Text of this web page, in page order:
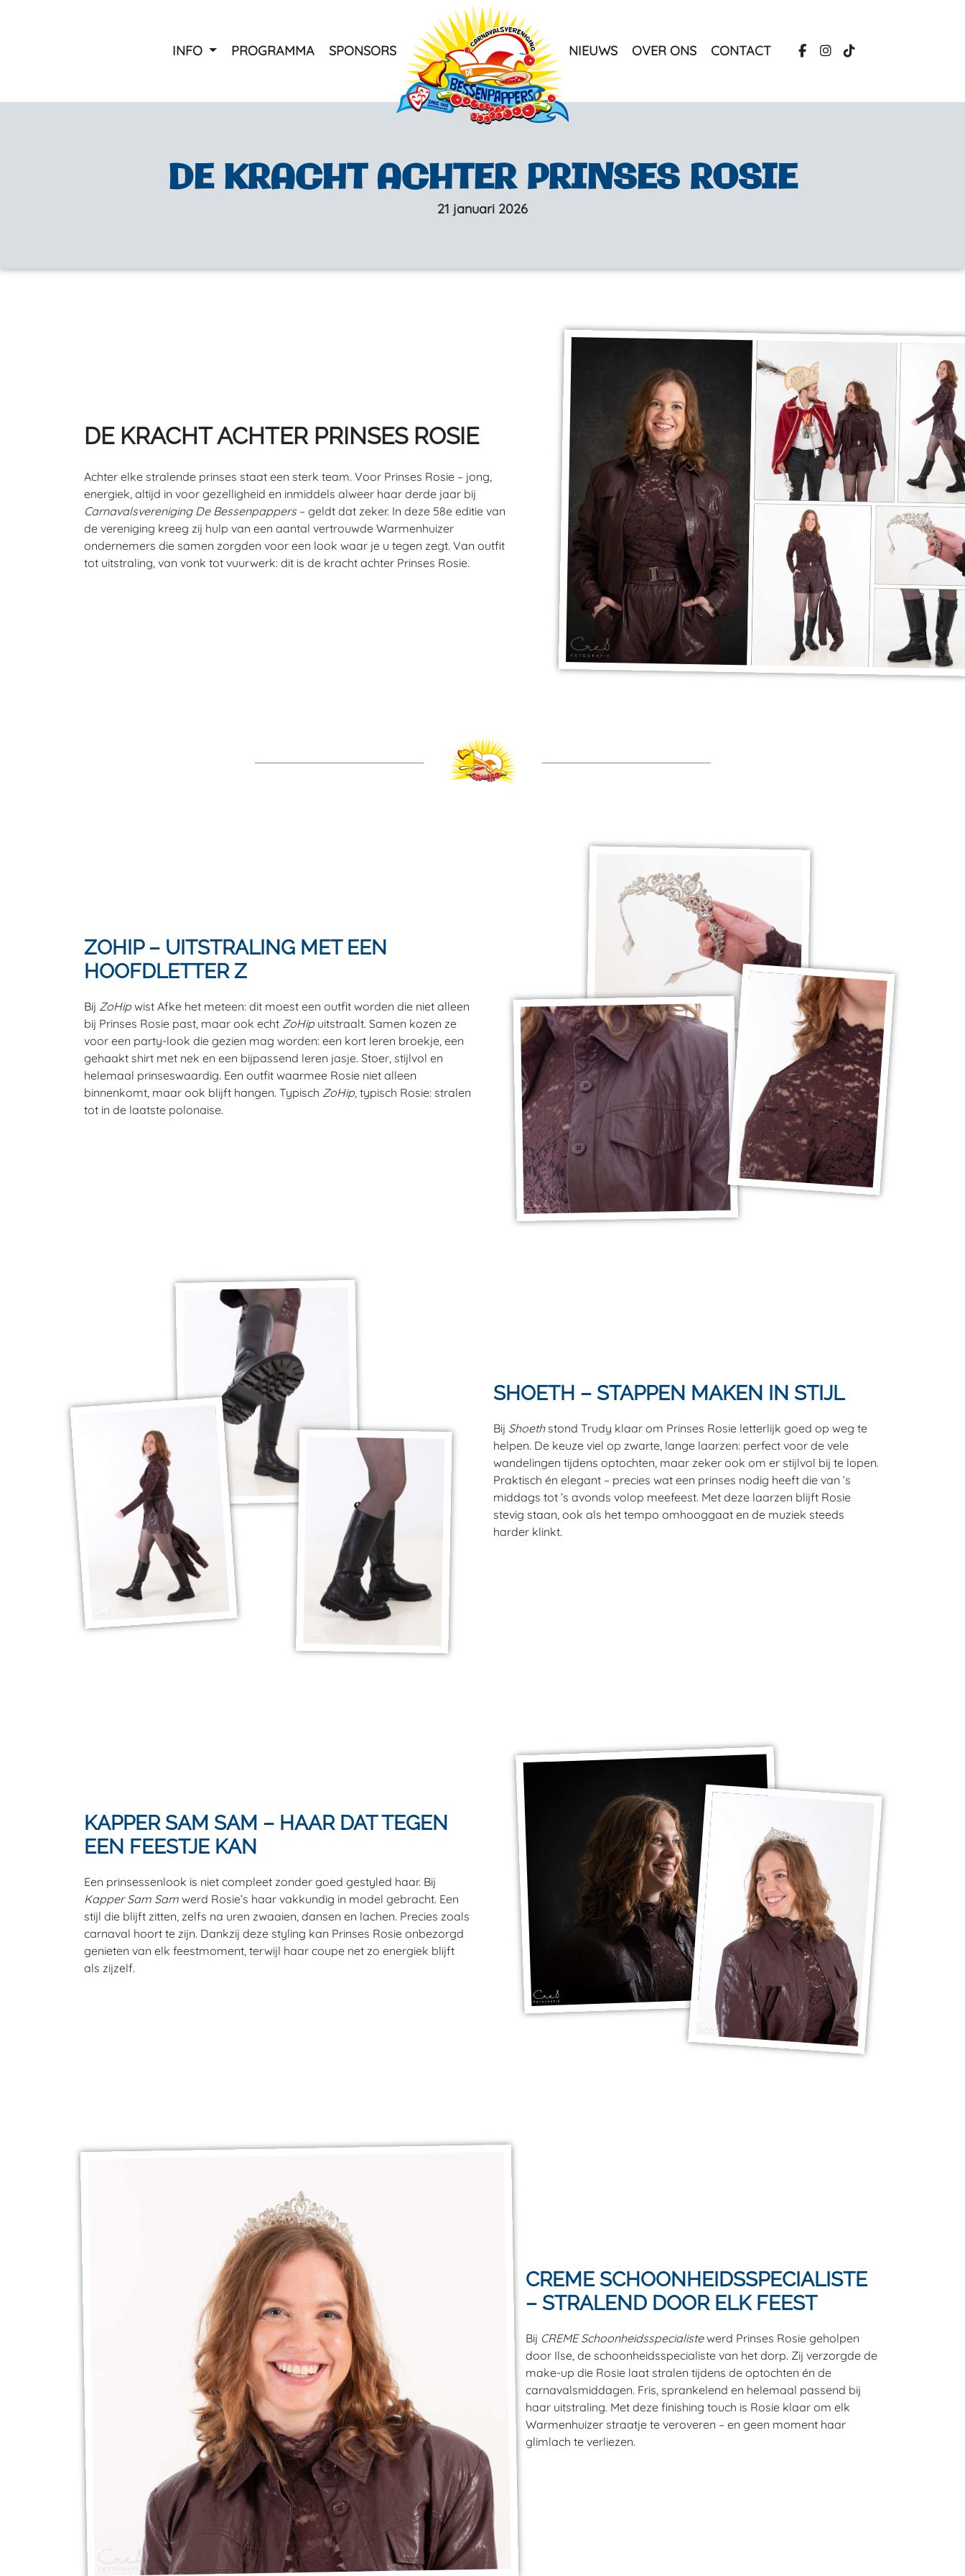
INFO
Ouderen carnaval
Kindermiddag
PROGRAMMA SPONSORS NIEUWS OVER ONS CONTACT
DE KRACHT ACHTER PRINSES ROSIE
21 januari 2026
DE KRACHT ACHTER PRINSES ROSIE
Achter elke stralende prinses staat een sterk team. Voor Prinses Rosie – jong,
energiek, altijd in voor gezelligheid en inmiddels alweer haar derde jaar bij
Carnavalsvereniging De Bessenpappers– geldt dat zeker. In deze 58e editie van
de vereniging kreeg zij hulp van een aantal vertrouwde Warmenhuizer
ondernemers die samen zorgden voor een look waar je u tegen zegt. Van outfit
tot uitstraling, van vonk tot vuurwerk: dit is de kracht achter Prinses Rosie.
ZOHIP – UITSTRALING MET EEN
HOOFDLETTER Z
Bij ZoHip wist Afke het meteen: dit moest een outfit worden die niet alleen
bij Prinses Rosie past, maar ook echt ZoHip uitstraalt. Samen kozen ze
voor een party-look die gezien mag worden: een kort leren broekje, een
gehaakt shirt met nek en een bijpassend leren jasje. Stoer, stijlvol en
helemaal prinseswaardig. Een outfit waarmee Rosie niet alleen
binnenkomt, maar ook blijft hangen. Typisch ZoHip, typisch Rosie: stralen
tot in de laatste polonaise.
SHOETH – STAPPEN MAKEN IN STIJL
Bij Shoethstond Trudy klaar om Prinses Rosie letterlijk goed op weg te
helpen. De keuze viel op zwarte, lange laarzen: perfect voor de vele
wandelingen tijdens optochten, maar zeker ook om er stijlvol bij te lopen.
Praktisch én elegant – precies wat een prinses nodig heeft die van ’s
middags tot ’s avonds volop meefeest. Met deze laarzen blijft Rosie
stevig staan, ook als het tempo omhooggaat en de muziek steeds
harder klinkt.
KAPPER SAM SAM – HAAR DAT TEGEN
EEN FEESTJE KAN
Een prinsessenlook is niet compleet zonder goed gestyled haar. Bij
Kapper Sam Sam werd Rosie’s haar vakkundig in model gebracht. Een
stijl die blijft zitten, zelfs na uren zwaaien, dansen en lachen. Precies zoals
carnaval hoort te zijn. Dankzij deze styling kan Prinses Rosie onbezorgd
genieten van elk feestmoment, terwijl haar coupe net zo energiek blijft
als zijzelf.
CREME SCHOONHEIDSSPECIALISTE
– STRALEND DOOR ELK FEEST
Bij CREME Schoonheidsspecialistewerd Prinses Rosie geholpen
door Ilse, de schoonheidsspecialiste van het dorp. Zij verzorgde de
make-up die Rosie laat stralen tijdens de optochten én de
carnavalsmiddagen. Fris, sprankelend en helemaal passend bij
haar uitstraling. Met deze finishing touch is Rosie klaar om elk
Warmenhuizer straatje te veroveren – en geen moment haar
glimlach te verliezen.